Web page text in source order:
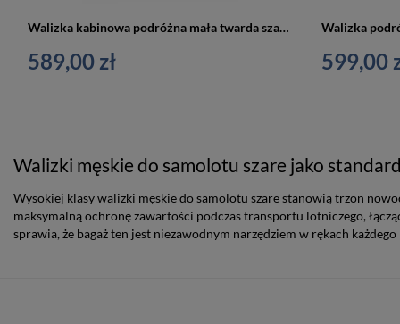
Walizka kabinowa podróżna mała twarda szara - Vip Collection Barbados I 20
589,00 zł 599,00
Walizki męskie do samolotu szare jako
Wysokiej klasy walizki męskie do samolotu szare stanowią trzon
maksymalną ochronę zawartości podczas transportu lotniczego,
sprawia, że bagaż ten jest niezawodnym narzędziem w rękach